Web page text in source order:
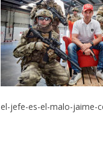
el-jefe-es-el-malo-jaime-